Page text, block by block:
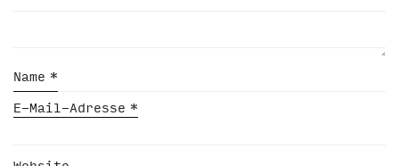
Name *
E-Mail-Adresse *